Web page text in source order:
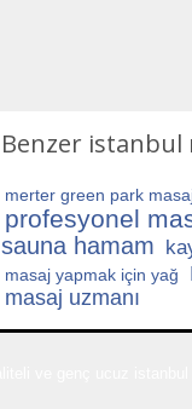
Benzer istanbul
merter green park
profesyonel
sauna hamam
masaj yapmak için yağ
masaj uzmanı